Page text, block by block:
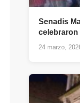
Senadis
celebraron
24 marzo,